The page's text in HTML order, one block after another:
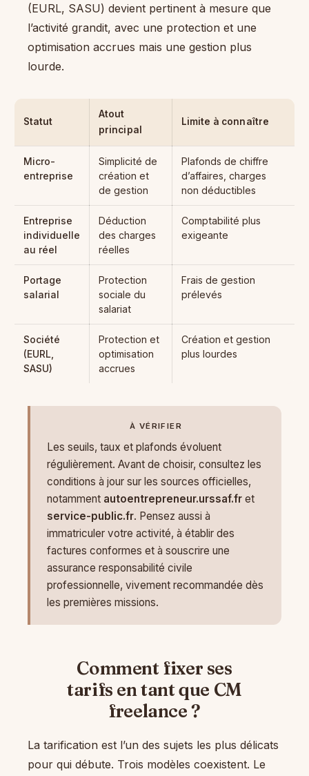
(EURL, SASU) devient pertinent à mesure que
l’activité grandit, avec une protection et une
optimisation accrues mais une gestion plus
lourde.
Statut
Atout
principal
Limite à connaître
Micro-
entreprise
Simplicité de
création et
de gestion
Plafonds de chiffre
d’affaires, charges
non déductibles
Entreprise
individuelle
au réel
Déduction
des charges
réelles
Comptabilité plus
exigeante
Portage
salarial
Protection
sociale du
salariat
Frais de gestion
prélevés
Société
(EURL,
SASU)
Protection et
optimisation
accrues
Création et gestion
plus lourdes
À VÉRIFIER
Les seuils, taux et plafonds évoluent
régulièrement. Avant de choisir, consultez les
conditions à jour sur les sources officielles,
notamment autoentrepreneur.urssaf.fr et
service-public.fr. Pensez aussi à
immatriculer votre activité, à établir des
factures conformes et à souscrire une
assurance responsabilité civile
professionnelle, vivement recommandée dès
les premières missions.
Comment fixer ses
tarifs en tant que CM
freelance ?
La tarification est l’un des sujets les plus délicats
pour qui débute. Trois modèles coexistent. Le